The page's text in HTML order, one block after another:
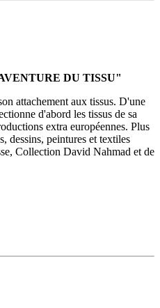
DU TISSU"
attachement aux tissus. D'une
d'abord les tissus de sa
extra européennes. Plus
dessins, peintures et textiles
Collection David Nahmad et de